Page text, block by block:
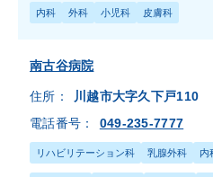
内科 外科 小児科 皮膚科
南古谷病院
住所：
川越市大字久下戸110
電話番号：
049-235-7777
リハビリテーション科 乳腺外科 内